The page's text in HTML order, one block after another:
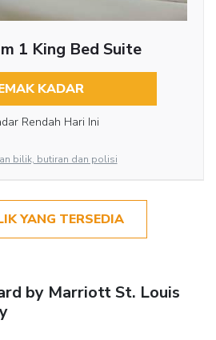
1 King Bed Suite
KADAR
Rendah Hari Ini
bilik, butiran dan polisi
YANG TERSEDIA
by Marriott St. Louis